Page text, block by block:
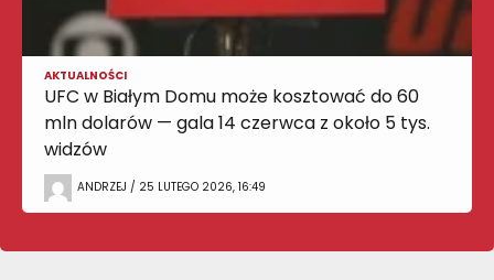
AKTUALNOŚCI
UFC w Białym Domu może kosztować do 60
mln dolarów — gala 14 czerwca z około 5 tys.
widzów
ANDRZEJ / 25 LUTEGO 2026, 16:49